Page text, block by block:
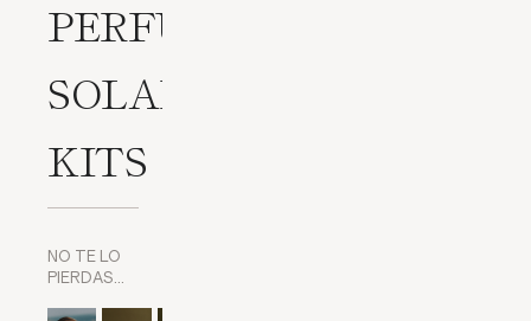
PERFUMES
SOLARES
KITS
NO TE LO
PIERDAS…